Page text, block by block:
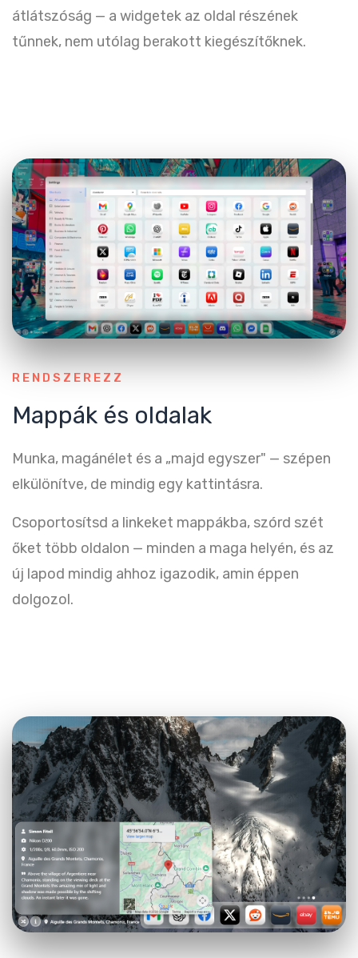
átlátszóság — a widgetek az oldal részének
tűnnek, nem utólag berakott kiegészítőknek.
RENDSZEREZZ
Mappák és oldalak
Munka, magánélet és a „majd egyszer" — szépen
elkülönítve, de mindig egy kattintásra.
Csoportosítsd a linkeket mappákba, szórd szét
őket több oldalon — minden a maga helyén, és az
új lapod mindig ahhoz igazodik, amin éppen
dolgozol.